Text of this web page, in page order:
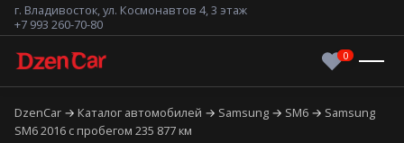
г. Владивосток, ул. Космонавтов 4, 3 этаж
+7 993 260-70-80
DzenCar Каталог автомобилей Samsung SM6
Samsung
SM6 2016 с пробегом 235 877 км